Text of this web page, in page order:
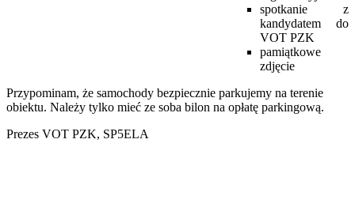
spotkanie z
kandydatem do
VOT PZK
pamiątkowe
zdjęcie
Przypominam, że samochody bezpiecznie parkujemy na terenie
obiektu. Należy tylko mieć ze soba bilon na opłatę parkingową.
Prezes VOT PZK, SP5ELA